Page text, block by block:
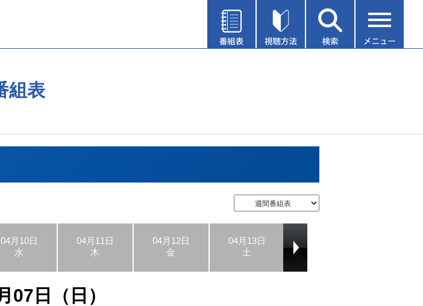
組表
04月10日
水
04月11日
木
04月12日
金
04月13日
土
07日（日）